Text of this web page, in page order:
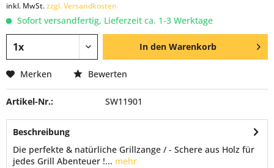
inkl. MwSt.zzgl. Versandkosten
Sofort versandfertig, Lieferzeit ca. 1-3 Werktage
In den Warenkorb
Merken Bewerten
Artikel-Nr.: SW11901
Beschreibung
Die perfekte & natürliche Grillzange / - Schere aus Holz für
jedes Grill Abenteuer !... mehr